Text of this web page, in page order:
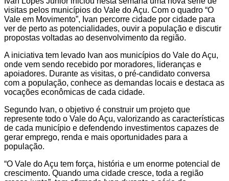
visitas pelos municípios do Vale do Açu. Com o quadro “O
Vale em Movimento”, Ivan percorre cidade por cidade para
ver de perto as potencialidades, ouvir a população e discutir
propostas voltadas ao desenvolvimento da região.
A iniciativa tem levado Ivan aos municípios do Vale do Açu,
onde vem sendo recebido por moradores, lideranças e
apoiadores. Durante as visitas, o pré-candidato conversa
com a população, conhece as demandas locais e destaca as
vocações econômicas de cada cidade.
Segundo Ivan, o objetivo é construir um projeto que
represente todo o Vale do Açu, valorizando as características
de cada município e defendendo investimentos capazes de
gerar emprego, renda e mais oportunidades para a
população.
“O Vale do Açu tem força, história e um enorme potencial de
crescimento. Quando uma cidade cresce, toda a região